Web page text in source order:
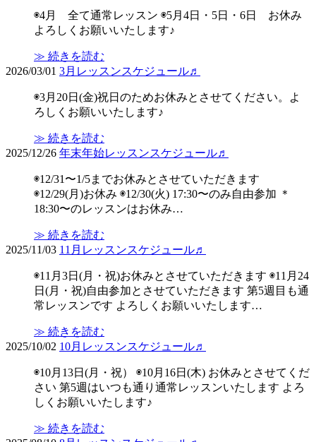
◉4月 全て通常レッスン ◉5月4日・5日・6日 お休み
よろしくお願いいたします♪
≫ 続きを読む
2026/03/01 3月レッスンスケジュール♬
◉3月20日(金)祝日のためお休みとさせてください。よ
ろしくお願いいたします♪
≫ 続きを読む
2025/12/26 年末年始レッスンスケジュール♬
◉12/31〜1/5までお休みとさせていただきます
◉12/29(月)お休み ◉12/30(火) 17:30〜のみ自由参加 ＊
18:30〜のレッスンはお休み…
≫ 続きを読む
2025/11/03 11月レッスンスケジュール♬
◉11月3日(月・祝)お休みとさせていただきます ◉11月24
日(月・祝)自由参加とさせていただきます 第5週目も通
常レッスンです よろしくお願いいたします…
≫ 続きを読む
2025/10/02 10月レッスンスケジュール♬
◉10月13日(月・祝） ◉10月16日(木) お休みとさせてくだ
さい 第5週はいつも通り通常レッスンいたします よろ
しくお願いいたします♪
≫ 続きを読む